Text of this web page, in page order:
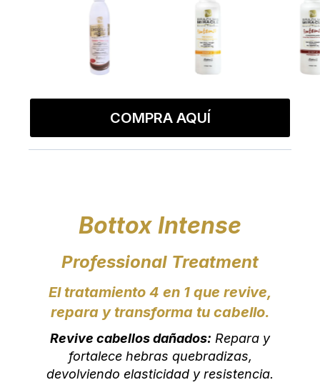
COMPRA AQUÍ
Bottox Intense
Professional Treatment
El tratamiento 4 en 1 que revive,
repara y transforma tu cabello.
Revive cabellos dañados: Repara y
fortalece hebras quebradizas,
devolviendo elasticidad y resistencia.